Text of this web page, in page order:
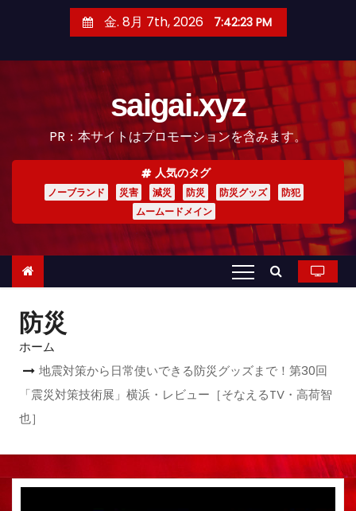
金. 8月 7th, 2026 7:42:25 PM
saigai.xyz
PR：本サイトはプロモーションを含みます。
人気のタグ
ノーブランド 災害 減災 防災 防災グッズ
防犯
ムームードメイン
防災
ホーム
地震対策から日常使いできる防災グッズまで！第30回
「震災対策技術展」横浜・レビュー［そなえるTV・高荷智
也］